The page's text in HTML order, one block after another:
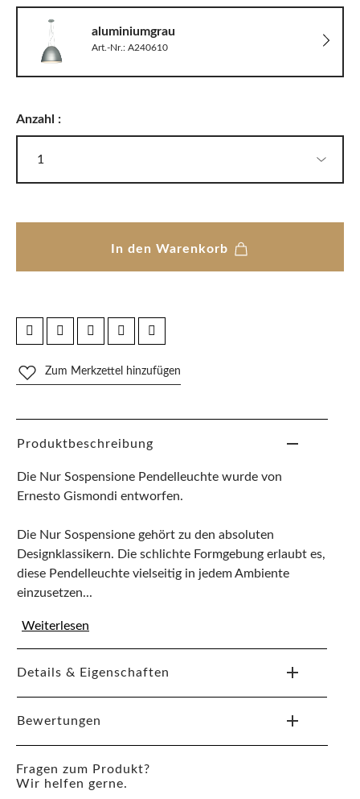
aluminiumgrau
Art.-Nr.: A240610
Anzahl :
In den Warenkorb
Zum Merkzettel hinzufügen
Produktbeschreibung
Die Nur Sospensione Pendelleuchte wurde von
Ernesto Gismondi entworfen.
Die Nur Sospensione gehört zu den absoluten
Designklassikern. Die schlichte Formgebung erlaubt es,
diese Pendelleuchte vielseitig in jedem Ambiente
einzusetzen...
Weiterlesen
Details & Eigenschaften
Bewertungen
Fragen zum Produkt?
Wir helfen gerne.